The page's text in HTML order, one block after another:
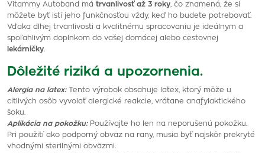
Vitammy Autoband má trvanlivosť až 3 roky , čo znamená, že si
môžete byť istí jeho funkčnosťou vždy, keď ho budete potrebovať.
Vďaka dlhej trvanlivosti a kvalitnému spracovaniu je ideálnym a
spoľahlivým doplnkom do vašej domácej alebo cestovnej
lekárničky
Dôležité riziká a upozornenia.
Alergia na latex:Tento výrobok obsahuje latex, ktorý môže u
citlivých osôb vyvolať alergické reakcie, vrátane anafylaktického
šoku.
Aplikácia na pokožku: Používajte ho len na neporušenú pokožku.
Pri použití ako podporný obväz na rany, musia byť najskôr prekryté
vhodnými sterilnými obväzmi.